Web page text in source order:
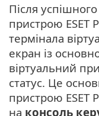
Після
пристрою ESET
термінала
екран із
віртуальний
статус. Це
пристрою ESET
на консоль